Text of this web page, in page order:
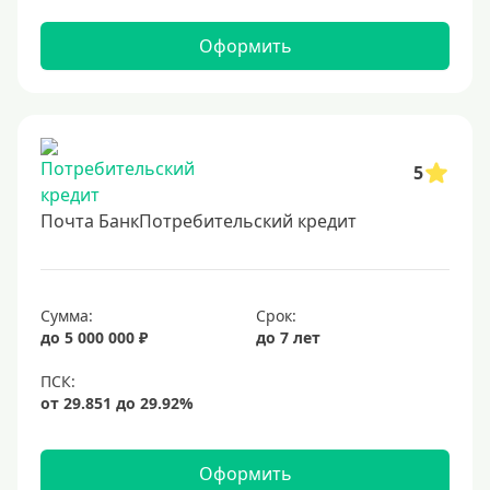
3 млн
4 миллиона
4500000 руб
5 млн
6500000 руб
7 миллионов
8 миллионов
10 млн
Оформить
5
Почта БанкПотребительский кредит
Сумма:
до 5 000 000 ₽
Срок:
до 7 лет
Оформить